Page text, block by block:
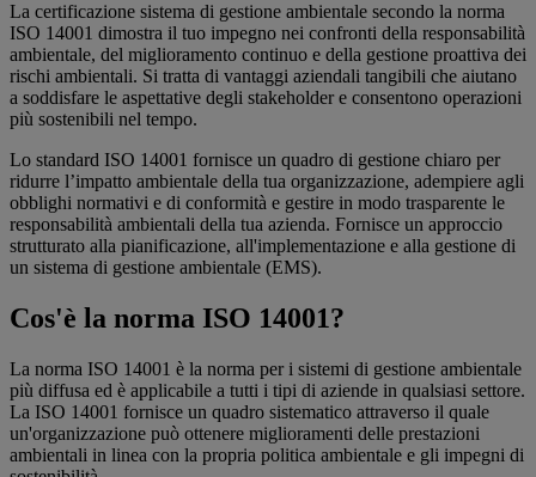
La certificazione sistema di gestione ambientale secondo la norma
ISO 14001 dimostra il tuo impegno nei confronti della responsabilità
ambientale, del miglioramento continuo e della gestione proattiva dei
rischi ambientali. Si tratta di vantaggi aziendali tangibili che aiutano
a soddisfare le aspettative degli stakeholder e consentono operazioni
più sostenibili nel tempo.
Lo standard ISO 14001 fornisce un quadro di gestione chiaro per
ridurre l’impatto ambientale della tua organizzazione, adempiere agli
obblighi normativi e di conformità e gestire in modo trasparente le
responsabilità ambientali della tua azienda. Fornisce un approccio
strutturato alla pianificazione, all'implementazione e alla gestione di
un sistema di gestione ambientale (EMS).
Cos'è la norma ISO 14001?
La norma ISO 14001 è la norma per i sistemi di gestione ambientale
più diffusa ed è applicabile a tutti i tipi di aziende in qualsiasi settore.
La ISO 14001 fornisce un quadro sistematico attraverso il quale
un'organizzazione può ottenere miglioramenti delle prestazioni
ambientali in linea con la propria politica ambientale e gli impegni di